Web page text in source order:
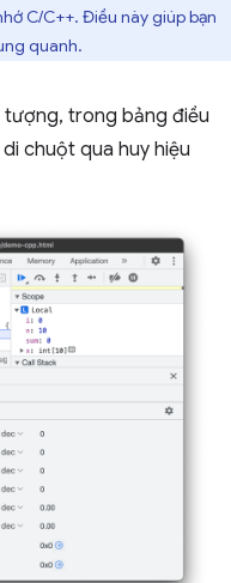
C/C++. Điều này giúp bạn
quanh.
trong bảng điều
di chuột qua huy hiệu